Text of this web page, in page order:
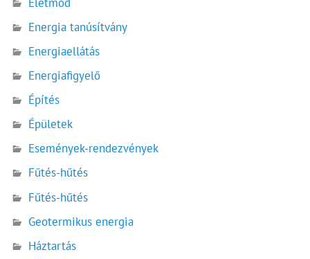
Energia tanúsítvány
Energiaellátás
Energiafigyelő
Építés
Épületek
Események-rendezvények
Fűtés-hűtés
Fűtés-hűtés
Geotermikus energia
Háztartás